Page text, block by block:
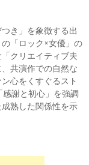
き」を象徴する出
「ロック×女優」の
クリエイティブ夫
共演作での自然な
心をくすぐるスト
謝と初心」を強調
熟した関係性を示